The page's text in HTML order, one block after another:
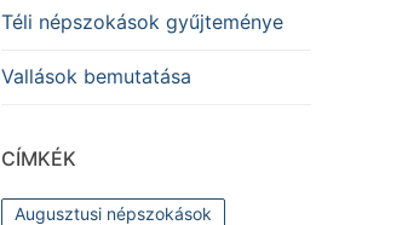
Téli népszokások gyűjteménye
Vallások bemutatása
CÍMKÉK
Augusztusi népszokások